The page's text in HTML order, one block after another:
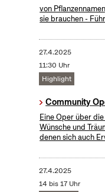
von
sie brauchen -
27.4.2025
11:30 Uhr
Highlight
Community
Eine Oper über
Wünsche und
denen sich auch
27.4.2025
14 bis 17 Uhr